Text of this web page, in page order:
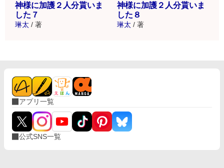
神様に加護２人分貰いま
した７
琳太 / 著
神様に加護２人分貰いま
した８
琳太 / 著
アプリ一覧
公式SNS一覧